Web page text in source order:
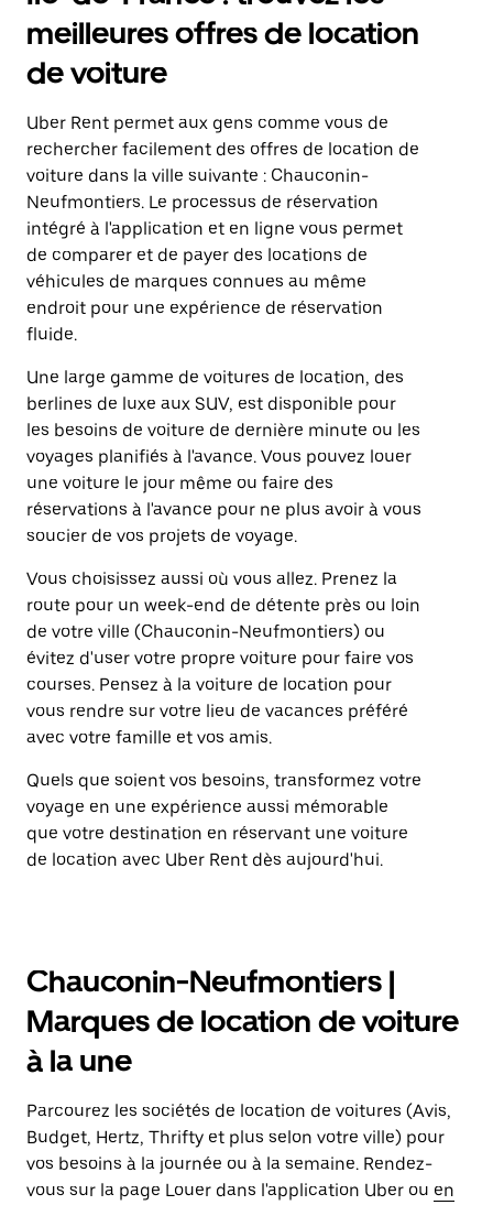
meilleures offres de location
de voiture
Uber Rent permet aux gens comme vous de
rechercher facilement des offres de location de
voiture dans la ville suivante : Chauconin-
Neufmontiers. Le processus de réservation
intégré à l'application et en ligne vous permet
de comparer et de payer des locations de
véhicules de marques connues au même
endroit pour une expérience de réservation
fluide.
Une large gamme de voitures de location, des
berlines de luxe aux SUV, est disponible pour
les besoins de voiture de dernière minute ou les
voyages planifiés à l'avance. Vous pouvez louer
une voiture le jour même ou faire des
réservations à l'avance pour ne plus avoir à vous
soucier de vos projets de voyage.
Vous choisissez aussi où vous allez. Prenez la
route pour un week-end de détente près ou loin
de votre ville (Chauconin-Neufmontiers) ou
évitez d'user votre propre voiture pour faire vos
courses. Pensez à la voiture de location pour
vous rendre sur votre lieu de vacances préféré
avec votre famille et vos amis.
Quels que soient vos besoins, transformez votre
voyage en une expérience aussi mémorable
que votre destination en réservant une voiture
de location avec Uber Rent dès aujourd'hui.
Chauconin-Neufmontiers |
Marques de location de voiture
à la une
Parcourez les sociétés de location de voitures (Avis,
Budget, Hertz, Thrifty et plus selon votre ville) pour
vos besoins à la journée ou à la semaine. Rendez-
vous sur la page Louer dans l'application Uber ou en